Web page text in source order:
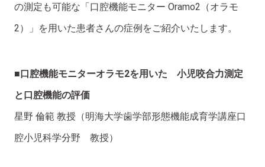
の測定も可能な「口腔機能モニター Oramo2（オラモ
2）」を用いた患者さんの症例をご紹介いたします。
■口腔機能モニターオラモ2を用いた 小児咬合力測定
と口腔機能の評価
星野 倫範 教授（明海大学歯学部形態機能成育学講座口
腔小児科学分野 教授）